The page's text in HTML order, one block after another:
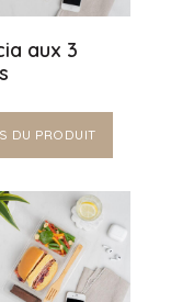
aux 3
DU PRODUIT